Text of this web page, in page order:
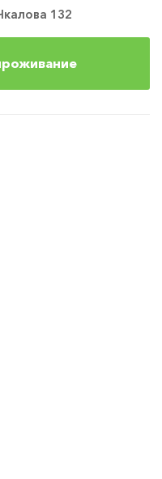
132